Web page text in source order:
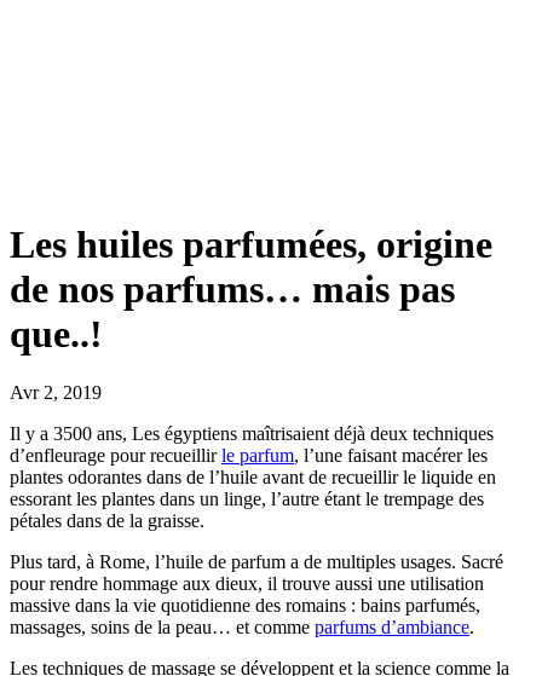
Les huiles parfumées, origine
de nos parfums… mais pas
que..!
Avr 2, 2019
Il y a 3500 ans, Les égyptiens maîtrisaient déjà deux techniques
d’enfleurage pour recueillirle parfum, l’une faisant macérer les
plantes odorantes dans de l’huile avant de recueillir le liquide en
essorant les plantes dans un linge, l’autre étant le trempage des
pétales dans de la graisse.
Plus tard, à Rome, l’huile de parfum a de multiples usages. Sacré
pour rendre hommage aux dieux, il trouve aussi une utilisation
massive dans la vie quotidienne des romains : bains parfumés,
massages, soins de la peau… et comme parfums d’ambiance.
Les techniques de massage se développent et la science comme la